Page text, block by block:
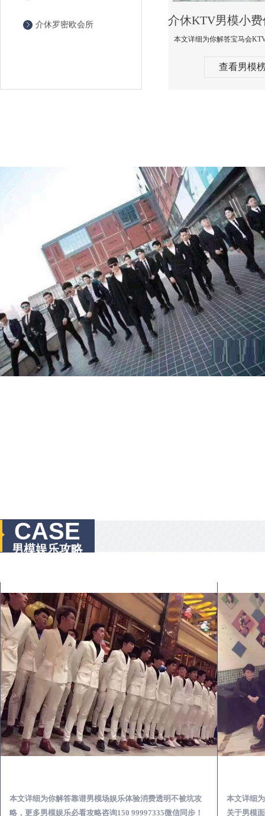
介休罗密欧会所
查看男模
CASE
男模娱乐攻略
本文详细为你解答靠谱男模场娱乐体验消费透明不被坑攻
略，更多男模娱乐必看攻略咨询150 99997335微信同步！
本文详细
关于男模